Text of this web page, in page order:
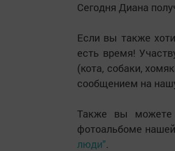
Сегодня Диана
Если вы также
есть время!
(кота, собаки,
сообщением на
Также вы можете
фотоальбоме
люди".